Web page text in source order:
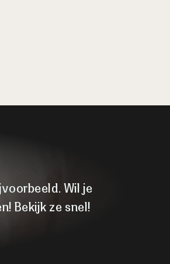
Wil je
Bekijk ze snel!